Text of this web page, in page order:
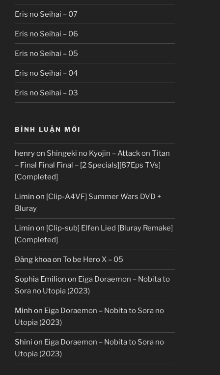
Eris no Seihai – 07
Eris no Seihai – 06
Eris no Seihai – 05
Eris no Seihai – 04
Eris no Seihai – 03
BÌNH LUẬN MỚI
henryon Shingeki no Kyojin – Attack on Titan
– Final Final Final – [2 Specials][87Eps TVs]
[Completed]
Limin on [Clip-A4VF] Summer Wars DVD +
Bluray
Limin on [Clip-sub] Elfen Lied [Bluray Remake]
[Completed]
Đăng khoaon To be Hero X – 05
Sophia Emilion on Eiga Doraemon – Nobita to
Sora no Utopia (2023)
Minh on Eiga Doraemon – Nobita to Sora no
Utopia (2023)
Shini on Eiga Doraemon – Nobita to Sora no
Utopia (2023)